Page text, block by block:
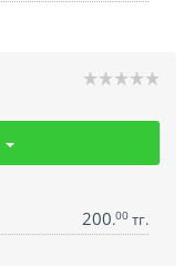
200.00 тг.